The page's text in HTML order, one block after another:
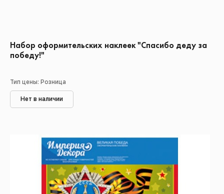
Набор оформительских наклеек "Спасибо деду за
победу!"
Тип цены: Розница
Нет в наличии